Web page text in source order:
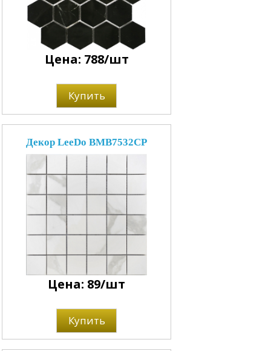
Цена: 788/шт
Купить
Декор LeeDo BMB7532CP
Цена: 89/шт
Купить